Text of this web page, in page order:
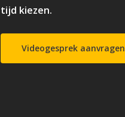
tijd kiezen.
Videogesprek aanvragen